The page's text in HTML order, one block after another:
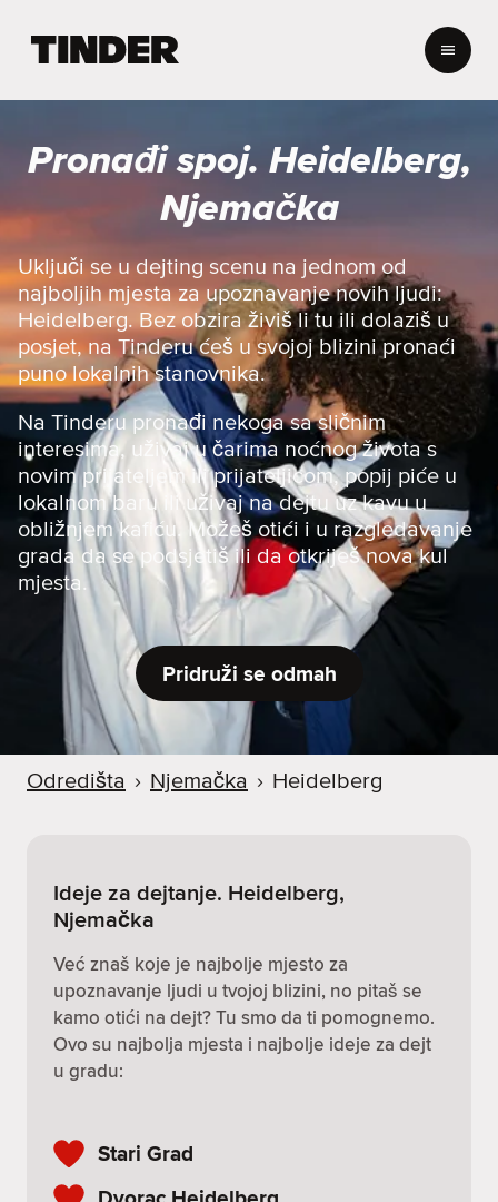
r
a
s
l
o
v
n
i
c
a
Pronađi spoj. Heidelberg,
Njemačka
Uključi se u dejting scenu na jednom od
najboljih mjesta za upoznavanje novih ljudi:
Heidelberg. Bez obzira živiš li tu ili dolaziš u
posjet, na Tinderu ćeš u svojoj blizini pronaći
puno lokalnih stanovnika.
Na Tinderu pronađi nekoga sa sličnim
interesima, uživaj u čarima noćnog života s
novim prijateljem ili prijateljicom, popij piće u
lokalnom baru ili uživaj na dejtu uz kavu u
obližnjem kafiću. Možeš otići i u razgledavanje
grada da se podsjetiš ili da otkriješ nova kul
mjesta.
Pridruži se odmah
Odredišta › Njemačka › Heidelberg
Ideje za dejtanje. Heidelberg,
Njemačka
Već znaš koje je najbolje mjesto za
upoznavanje ljudi u tvojoj blizini, no pitaš se
kamo otići na dejt? Tu smo da ti pomognemo.
Ovo su najbolja mjesta i najbolje ideje za dejt
u gradu:
Stari Grad